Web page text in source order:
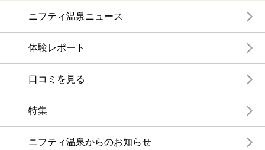
ニフティ温泉ニュース
体験レポート
口コミを見る
特集
ニフティ温泉からのお知らせ